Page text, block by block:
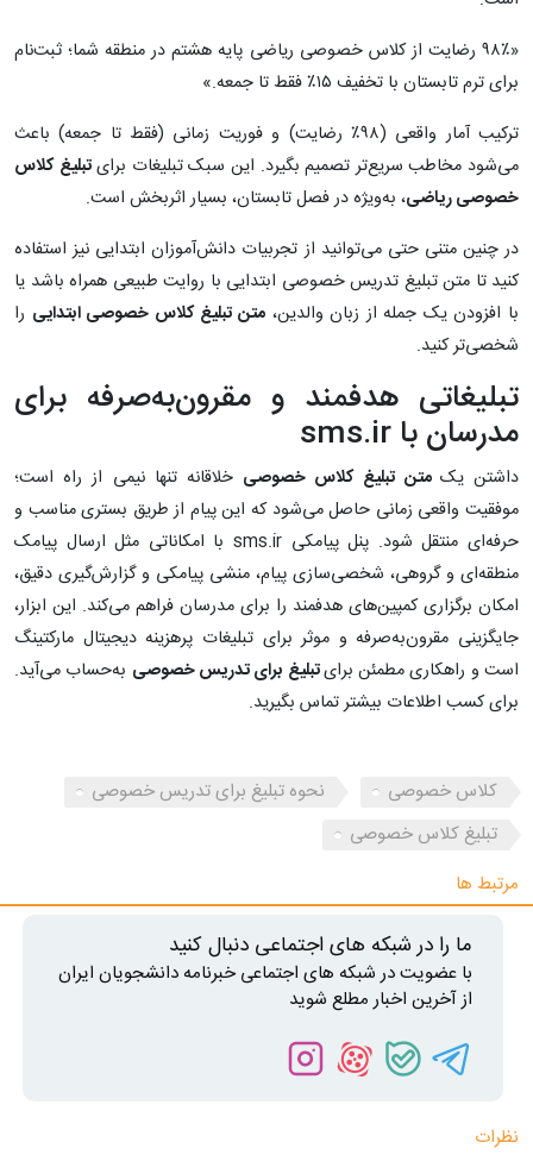
«۹۸٪ رضایت از کلاس خصوصی ریاضی پایه هشتم در منطقه شما؛ ثبت‌نام
برای ترم تابستان با تخفیف ۱۵٪ فقط تا جمعه.»
ترکیب آمار واقعی (۹۸٪ رضایت) و فوریت زمانی (فقط تا جمعه) باعث
می‌شود مخاطب سریع‌تر تصمیم بگیرد. این سبک تبلیغات برایتبلیغ کلاس
خصوصی ریاضی، به‌ویژه در فصل تابستان، بسیار اثربخش است.
در چنین متنی حتی می‌توانید از تجربیات دانش‌آموزان ابتدایی نیز استفاده
کنید تا متن تبلیغ تدریس خصوصی ابتدایی با روایت طبیعی همراه باشد یا
با افزودن یک جمله از زبان والدین،متن تبلیغ کلاس خصوصی ابتدایی را
شخصی‌تر کنید.
تبلیغاتی هدفمند و مقرون‌به‌صرفه برای
مدرسان با sms.ir
داشتن یک متن تبلیغ کلاس خصوصی خلاقانه تنها نیمی از راه است؛
موفقیت واقعی زمانی حاصل می‌شود که این پیام از طریق بستری مناسب و
حرفه‌ای منتقل شود. پنل پیامکی sms.ir با امکاناتی مثل ارسال پیامک
منطقه‌ای و گروهی، شخصی‌سازی پیام، منشی پیامکی و گزارش‌گیری دقیق،
امکان برگزاری کمپین‌های هدفمند را برای مدرسان فراهم می‌کند. این ابزار،
جایگزینی مقرون‌به‌صرفه و موثر برای تبلیغات پرهزینه دیجیتال مارکتینگ
است و راهکاری مطمئن برایتبلیغ برای تدریس خصوصی به‌حساب می‌آید.
برای کسب اطلاعات بیشتر تماس بگیرید.
کلاس خصوصی
نحوه تبلیغ برای تدریس خصوصی
تبلیغ کلاس خصوصی
مرتبط ها
ما را در شبکه های اجتماعی دنبال کنید
با عضویت در شبکه های اجتماعی خبرنامه دانشجویان ایران
از آخرین اخبار مطلع شوید
نظرات